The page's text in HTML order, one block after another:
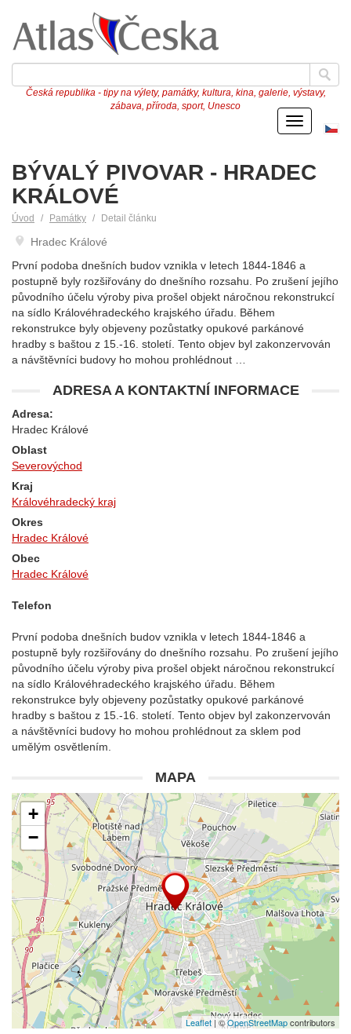
Česká republika - tipy na výlety, památky, kultura, kina, galerie, výstavy,
zábava, příroda, sport, Unesco
Menu
BÝVALÝ PIVOVAR - HRADEC
KRÁLOVÉ
Úvod Památky Detail článku
Hradec Králové
První podoba dnešních budov vznikla v letech 1844-1846 a
postupně byly rozšiřovány do dnešního rozsahu. Po zrušení jejího
původního účelu výroby piva prošel objekt náročnou rekonstrukcí
na sídlo Královéhradeckého krajského úřadu. Během
rekonstrukce byly objeveny pozůstatky opukové parkánové
hradby s baštou z 15.-16. století. Tento objev byl zakonzervován
a návštěvníci budovy ho mohou prohlédnout …
ADRESA A KONTAKTNÍ INFORMACE
Adresa:
Hradec Králové
Oblast
Severovýchod
Kraj
Královéhradecký kraj
Okres
Hradec Králové
Obec
Hradec Králové
Telefon
První podoba dnešních budov vznikla v letech 1844-1846 a
postupně byly rozšiřovány do dnešního rozsahu. Po zrušení jejího
původního účelu výroby piva prošel objekt náročnou rekonstrukcí
na sídlo Královéhradeckého krajského úřadu. Během
rekonstrukce byly objeveny pozůstatky opukové parkánové
hradby s baštou z 15.-16. století. Tento objev byl zakonzervován
a návštěvníci budovy ho mohou prohlédnout za sklem pod
umělým osvětlením.
MAPA
+
−
Leaflet | ©OpenStreetMapcontributors